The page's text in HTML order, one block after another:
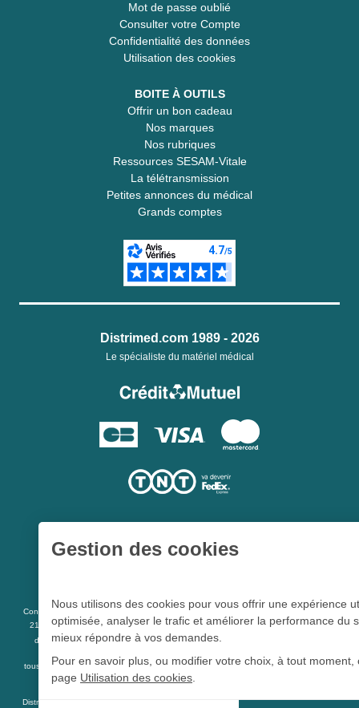
Mot de passe oublié
Consulter votre Compte
Confidentialité des données
Utilisation des cookies
BOITE À OUTILS
Offrir un bon cadeau
Nos marques
Nos rubriques
Ressources SESAM-Vitale
La télétransmission
Petites annonces du médical
Grands comptes
Distrimed.com 1989 - 2026
Le spécialiste du matériel médical
Conformément aux articles L 5213-3 du code de la santé publique et à l’arrêté du
21 décembre 2012 fixant la liste des dispositifs médicaux qui peuvent faire l’objet
d’une publicité auprès du public, et à l'articleR 5213-1
tous les dispositifs médicaux présents sur ce site peuvent faire l'objet d'une publicité
destinée au public.
Distrimed.com est un service de la société Distrimed SAS au capital de 40 000 Euro -
Gestion des cookies
Nous utilisons des cookies pour vous offrir une expérience
optimisée, analyser le trafic et améliorer la performance du
mieux répondre à vos demandes.
Pour en savoir plus, ou modifier votre choix, à tout moment,
page Utilisation des cookies